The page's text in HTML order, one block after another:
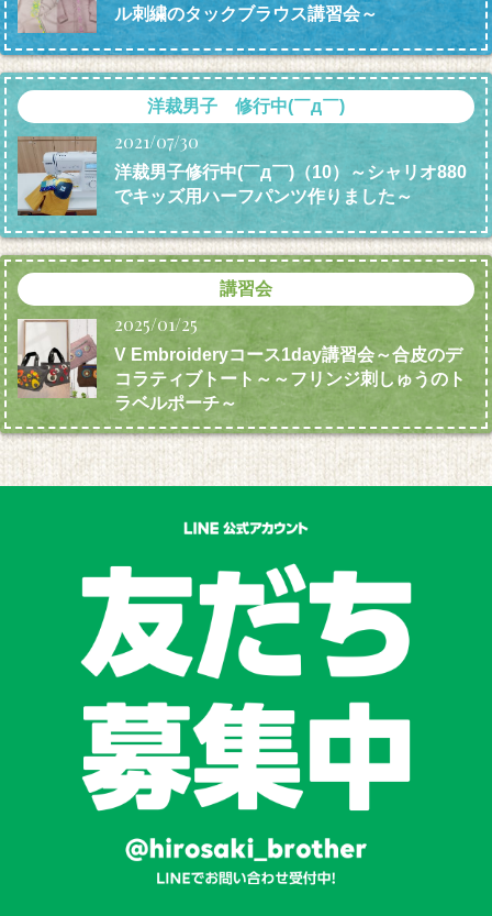
ル刺繍のタックブラウス講習会～
洋裁男子 修行中(￣д￣)
2021/07/30
洋裁男子修行中(￣д￣)（10）～シャリオ880
でキッズ用ハーフパンツ作りました～
講習会
2025/01/25
V Embroideryコース1day講習会～合皮のデ
コラティブトート～～フリンジ刺しゅうのト
ラベルポーチ～